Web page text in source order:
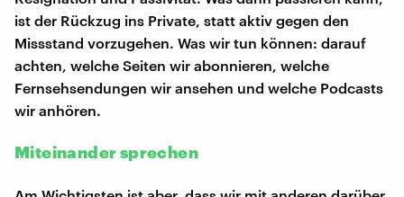
ist der Rückzug ins Private, statt aktiv gegen den
Missstand vorzugehen. Was wir tun können: darauf
achten, welche Seiten wir abonnieren, welche
Fernsehsendungen wir ansehen und welche Podcasts
wir anhören.
Miteinander sprechen